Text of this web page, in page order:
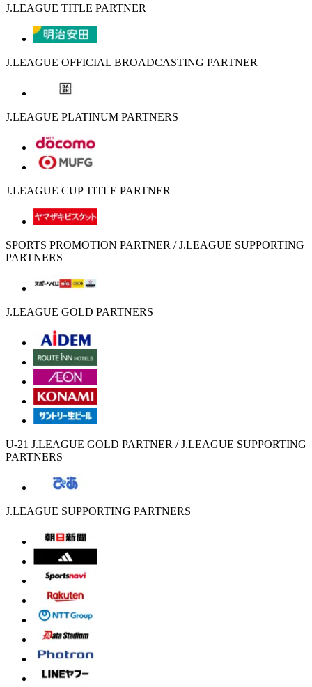
J.LEAGUE TITLE PARTNER
J.LEAGUE OFFICIAL BROADCASTING PARTNER
J.LEAGUE PLATINUM PARTNERS
J.LEAGUE CUP TITLE PARTNER
SPORTS PROMOTION PARTNER / J.LEAGUE SUPPORTING
PARTNERS
J.LEAGUE GOLD PARTNERS
U-21 J.LEAGUE GOLD PARTNER / J.LEAGUE SUPPORTING
PARTNERS
J.LEAGUE SUPPORTING PARTNERS